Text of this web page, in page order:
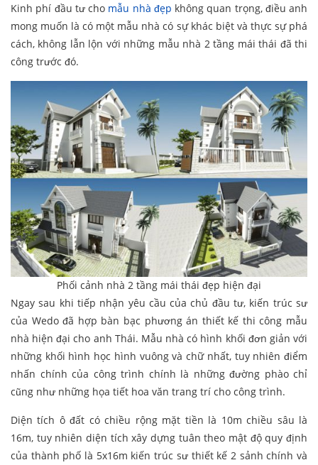
Kinh phí đầu tư cho mẫu nhà đẹp không quan trọng, điều anh
mong muốn là có một mẫu nhà có sự khác biệt và thực sự phá
cách, không lẫn lộn với những mẫu nhà 2 tầng mái thái đã thi
công trước đó.
Phối cảnh nhà 2 tầng mái thái đẹp hiện đại
Ngay sau khi tiếp nhận yêu cầu của chủ đầu tư, kiến trúc sư
của Wedo đã hợp bàn bạc phương án thiết kế thi công mẫu
nhà hiện đại cho anh Thái. Mẫu nhà có hình khối đơn giản với
những khối hình học hình vuông và chữ nhất, tuy nhiên điểm
nhấn chính của công trình chính là những đường phào chỉ
cũng như những họa tiết hoa văn trang trí cho công trình.
Diện tích ô đất có chiều rộng mặt tiền là 10m chiều sâu là
16m, tuy nhiên diện tích xây dựng tuân theo mật độ quy định
của thành phố là 5x16m kiến trúc sư thiết kế 2 sảnh chính và